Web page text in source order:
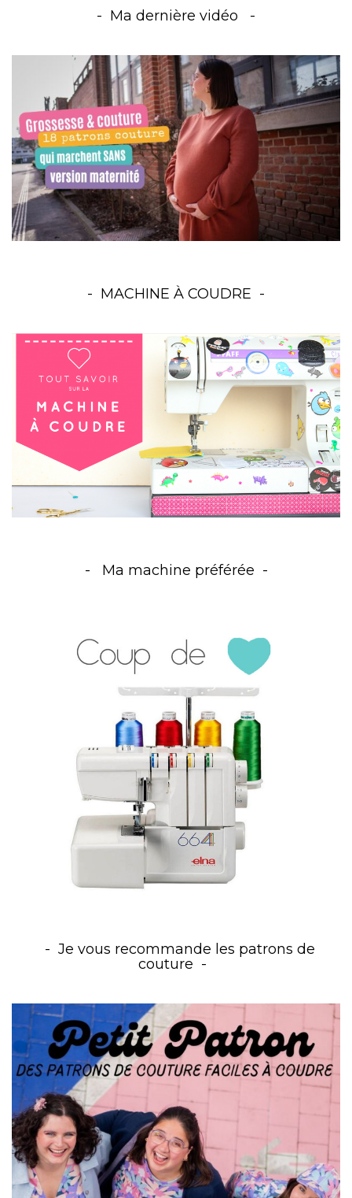
Ma dernière vidéo
MACHINE À COUDRE
Ma machine préférée
Je vous recommande les patrons de
couture